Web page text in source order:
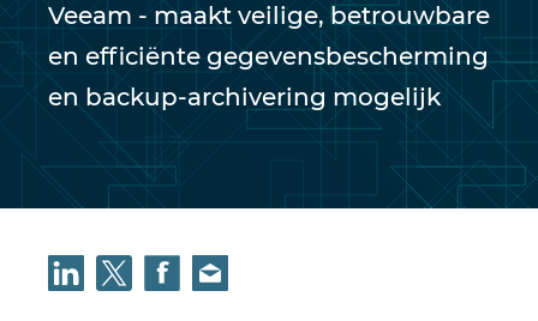
Veeam - maakt veilige, betrouwbare
en efficiënte gegevensbescherming
en backup-archivering mogelijk